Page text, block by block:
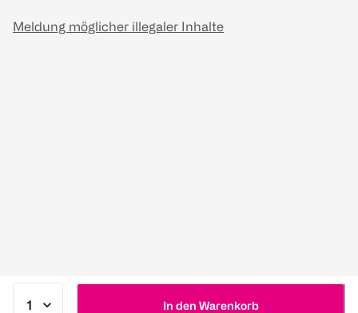
In den Warenkorb
Meldung möglicher illegaler Inhalte